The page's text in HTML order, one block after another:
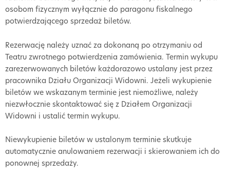
osobom fizycznym wyłącznie do paragonu fiskalnego
potwierdzającego sprzedaż biletów.
Rezerwację należy uznać za dokonaną po otrzymaniu od
Teatru zwrotnego potwierdzenia zamówienia. Termin wykupu
zarezerwowanych biletów każdorazowo ustalany jest przez
pracownika Działu Organizacji Widowni. Jeżeli wykupienie
biletów we wskazanym terminie jest niemożliwe, należy
niezwłocznie skontaktować się z Działem Organizacji
Widowni i ustalić termin wykupu.
Niewykupienie biletów w ustalonym terminie skutkuje
automatycznie anulowaniem rezerwacji i skierowaniem ich do
ponownej sprzedaży.